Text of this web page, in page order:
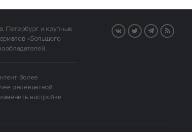
Петербург и крупные
«Большого
более
релевантной
настройки
VK TwitterTelegram
RSS